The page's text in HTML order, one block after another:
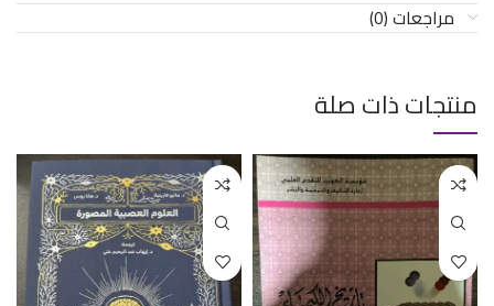
مراجعات (0)
منتجات ذات صلة